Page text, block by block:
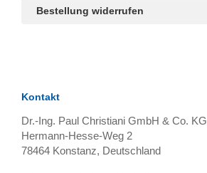
Bestellung widerrufen
Kontakt
Dr.-Ing. Paul Christiani GmbH & Co. KG
Hermann-Hesse-Weg 2
78464 Konstanz, Deutschland